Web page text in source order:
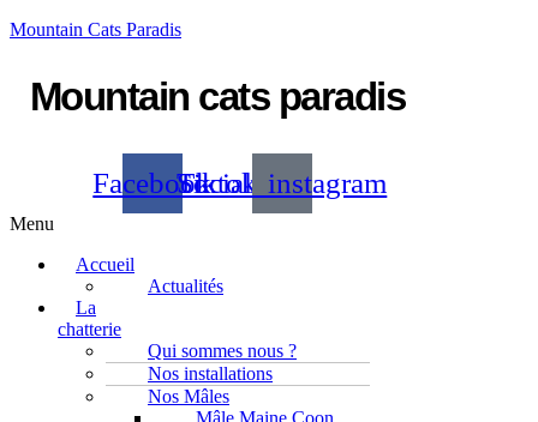
Mountain Cats Paradis
Mountain cats paradis
FacebookTiktok
Social_instagram
Menu
Accueil
Actualités
La
chatterie
Qui sommes nous ?
Nos installations
Nos Mâles
Mâle Maine Coon